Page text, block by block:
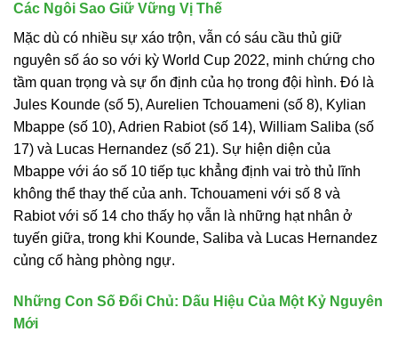
Các Ngôi Sao Giữ Vững Vị Thế
Mặc dù có nhiều sự xáo trộn, vẫn có sáu cầu thủ giữ
nguyên số áo so với kỳ World Cup 2022, minh chứng cho
tầm quan trọng và sự ổn định của họ trong đội hình. Đó là
Jules Kounde (số 5), Aurelien Tchouameni (số 8), Kylian
Mbappe (số 10), Adrien Rabiot (số 14), William Saliba (số
17) và Lucas Hernandez (số 21). Sự hiện diện của
Mbappe với áo số 10 tiếp tục khẳng định vai trò thủ lĩnh
không thể thay thế của anh. Tchouameni với số 8 và
Rabiot với số 14 cho thấy họ vẫn là những hạt nhân ở
tuyến giữa, trong khi Kounde, Saliba và Lucas Hernandez
củng cố hàng phòng ngự.
Những Con Số Đổi Chủ: Dấu Hiệu Của Một Kỷ Nguyên
Mới